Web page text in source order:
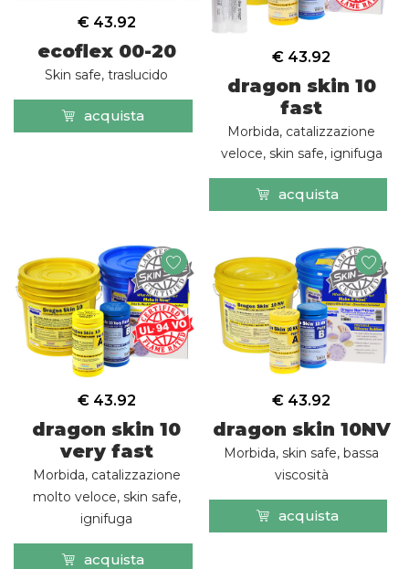
ecoflex 00-20
Skin safe, traslucido
€ 43.92
acquista
dragon skin 10
fast
Morbida, catalizzazione
veloce, skin safe, ignifuga
€ 43.92
acquista
dragon skin 10
very fast
Morbida, catalizzazione
molto veloce, skin safe,
ignifuga
€ 43.92
acquista
dragon skin 10NV
Morbida, skin safe, bassa
viscosità
€ 43.92
acquista